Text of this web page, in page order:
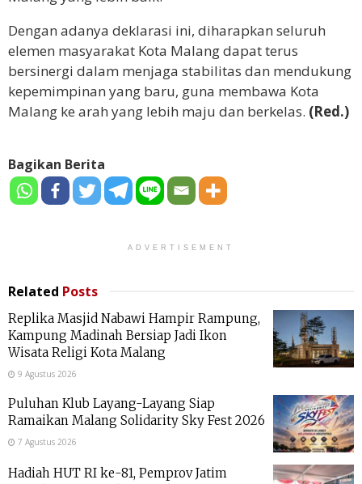
Dengan adanya deklarasi ini, diharapkan seluruh
elemen masyarakat Kota Malang dapat terus
bersinergi dalam menjaga stabilitas dan mendukung
kepemimpinan yang baru, guna membawa Kota
Malang ke arah yang lebih maju dan berkelas. (Red.)
Bagikan Berita
ADVERTISEMENT
Related Posts
Replika Masjid Nabawi Hampir Rampung,
Kampung Madinah Bersiap Jadi Ikon
Wisata Religi Kota Malang
9 Agustus 2026
Puluhan Klub Layang-Layang Siap
Ramaikan Malang Solidarity Sky Fest 2026
7 Agustus 2026
Hadiah HUT RI ke-81, Pemprov Jatim